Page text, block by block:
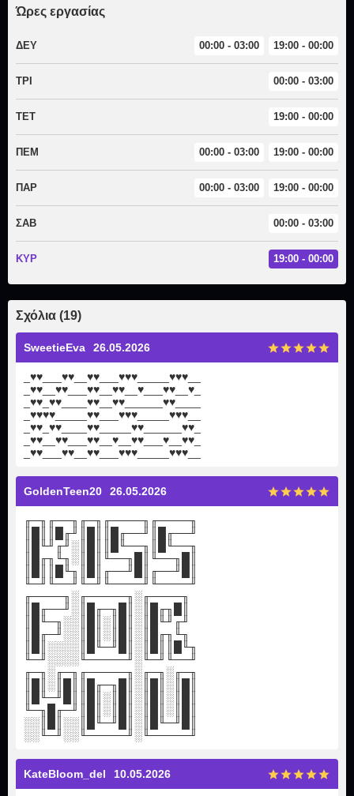
Ώρες εργασίας
ΔΕΥ 00:00 - 03:00 19:00 - 00:00
ΤΡΙ 00:00 - 03:00
ΤΕΤ 19:00 - 00:00
ΠΕΜ 00:00 - 03:00 19:00 - 00:00
ΠΑΡ 00:00 - 03:00 19:00 - 00:00
ΣΑΒ 00:00 - 03:00
ΚΥΡ 19:00 - 00:00
Σχόλια (19)
SweetieEva 26.05.2026
_♥♥___♥♥__♥♥___♥♥♥_____♥♥♥__
_♥♥__♥♥___♥♥__♥♥__♥___♥♥__♥_
_♥♥_♥♥____♥♥__♥♥______♥♥____
_♥♥♥♥_____♥♥___♥♥♥_____♥♥♥__
_♥♥_♥♥____♥♥_____♥♥______♥♥_
_♥♥__♥♥___♥♥__♥__♥♥___♥__♥♥_
_♥♥___♥♥__♥♥___♥♥♥_____♥♥♥__
GoldenTeen20 26.05.2026
╓─╖╓──╖╓─╖╓────╖╓────╖
║█║║█╓╜║█║║█╓──╜║█╓──╜
║█╙╜╓╜░║█║║█╙──╖║█╙──╖
║█╓╖╙╖░║█║╙──╖█║╙──╖█║
║█║║█╙╖║█║╓──╜█║╓──╜█║
╙─╜╙──╜╙─╜╙────╜╙────╜
╓────╖░╓─────╖░╓────╖
║█╓──╜░║█╓─╖█║░║█╓╖█║
║█╙─╖░░║█║░║█║░║█╙╜╓╜
║█╓─╜░░║█║░║█║░║█╓╖╙╖
║█║░░░░║█╙─╜█║░║█║║█╙╖
╙─╜░░░░╙─────╜░╙─╜╙──╜
╓─╖░╓─╖╓─────╖░╓─╖░╓─╖
║█║░║█║║█╓─╖█║░║█║░║█║
║█╙─╜█║║█║░║█║░║█║░║█║
╙─╖█╓─╜║█║░║█║░║█║░║█║
░░║█║░░║█╙─╜█║░║█╙─╜█║
░░╙─╜░░╙─────╜░╙─────╜
KateBloom_del 10.05.2026